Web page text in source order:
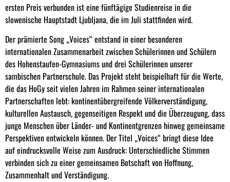
ersten Preis verbunden ist eine fünftägige Studienreise in die
slowenische Hauptstadt Ljubljana, die im Juli stattfinden wird.
Der prämierte Song „Voices“ entstand in einer besonderen
internationalen Zusammenarbeit zwischen Schülerinnen und Schülern
des Hohenstaufen-Gymnasiums und drei Schülerinnen unserer
sambischen Partnerschule. Das Projekt steht beispielhaft für die Werte,
die das HoGy seit vielen Jahren im Rahmen seiner internationalen
Partnerschaften lebt: kontinentübergreifende Völkerverständigung,
kulturellen Austausch, gegenseitigen Respekt und die Überzeugung, dass
junge Menschen über Länder- und Kontinentgrenzen hinweg gemeinsame
Perspektiven entwickeln können. Der Titel „Voices“ bringt diese Idee
auf eindrucksvolle Weise zum Ausdruck: Unterschiedliche Stimmen
verbinden sich zu einer gemeinsamen Botschaft von Hoffnung,
Zusammenhalt und Verständigung.